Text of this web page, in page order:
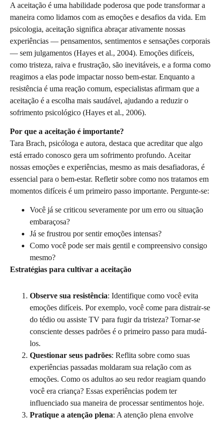
A aceitação é uma habilidade poderosa que pode transformar a
maneira como lidamos com as emoções e desafios da vida. Em
psicologia, aceitação significa abraçar ativamente nossas
experiências — pensamentos, sentimentos e sensações corporais
— sem julgamentos (Hayes et al., 2004). Emoções difíceis,
como tristeza, raiva e frustração, são inevitáveis, e a forma como
reagimos a elas pode impactar nosso bem-estar. Enquanto a
resistência é uma reação comum, especialistas afirmam que a
aceitação é a escolha mais saudável, ajudando a reduzir o
sofrimento psicológico (Hayes et al., 2006).
Por que a aceitação é importante?
Tara Brach, psicóloga e autora, destaca que acreditar que algo
está errado conosco gera um sofrimento profundo. Aceitar
nossas emoções e experiências, mesmo as mais desafiadoras, é
essencial para o bem-estar. Refletir sobre como nos tratamos em
momentos difíceis é um primeiro passo importante. Pergunte-se:
Você já se criticou severamente por um erro ou situação
embaraçosa?
Já se frustrou por sentir emoções intensas?
Como você pode ser mais gentil e compreensivo consigo
mesmo?
Estratégias para cultivar a aceitação
Observe sua resistência: Identifique como você evita
emoções difíceis. Por exemplo, você come para distrair-se
do tédio ou assiste TV para fugir da tristeza? Tornar-se
consciente desses padrões é o primeiro passo para mudá-
los.
Questionar seus padrões: Reflita sobre como suas
experiências passadas moldaram sua relação com as
emoções. Como os adultos ao seu redor reagiam quando
você era criança? Essas experiências podem ter
influenciado sua maneira de processar sentimentos hoje.
Pratique a atenção plena: A atenção plena envolve